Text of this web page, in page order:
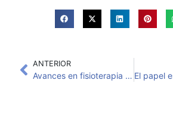
ANTERIOR
Avances en fisioterapia para la recuperación de la parálisis flácida